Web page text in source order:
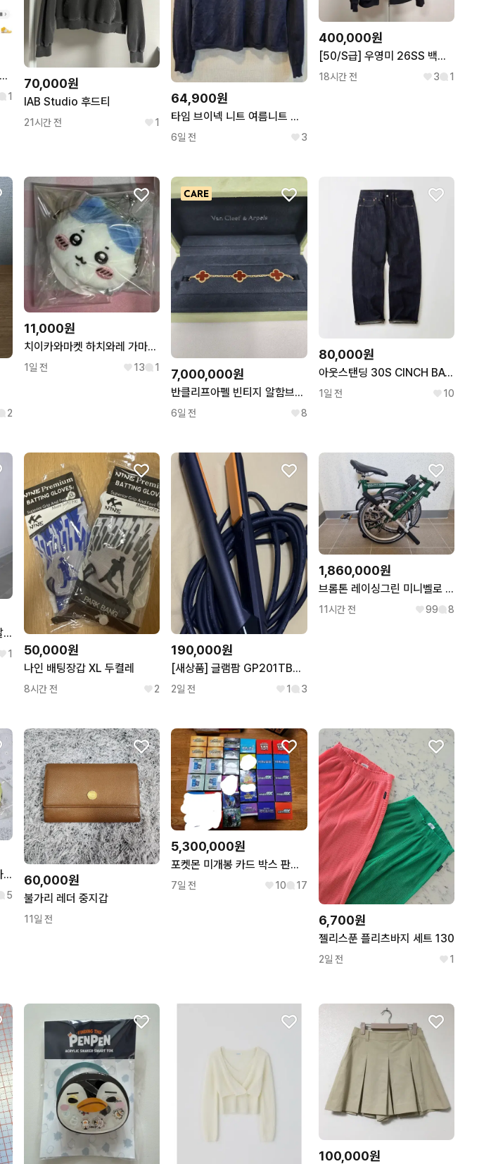
어포스 1 미드 SP 화이트/그레이 275
1
70,000원
IAB Studio 후드티
21시간 전 1
64,900원
타임 브이넥 니트 여름니트 스웨터 한섬 time 가디건 롱자켓 롱자캣 여름가디건 여름스웨터 명품의류 명품자켓
6일 전 3
400,000원
[50/S급] 우영미 26SS 백로고 후드집업 블랙
18시간 전 3 1
2
11,000원
치이카와마켓 하치와레 가마구치 동전지갑 파우치 인형 키링 카라비너
1일 전 13 1 7,000,000원
반클리프아펠 빈티지 알함브라 커넬리언 5모티브 팔찌
6일 전 8
80,000원
아웃스탠딩 30S CINCH BACK SELVEDGE WIDE PANTS
1일 전 10
디에어타운 카모 베이비 반팔 핑크 baby 에이블리 무신사 meego
1 50,000원
나인 배팅장갑 XL 두켤레
8시간 전 2
190,000원
[새상품] 글램팜 GP201TBK 고데기
2일 전 1 3
1,860,000원
브롬톤 레이싱그린 미니벨로 자전거 팝니다
11시간 전 99 8
앙스타 모찌마스 미니 나기사 쥰 히요리
5
60,000원
불가리 레더 중지갑
11일 전
5,300,000원
포켓몬 미개봉 카드 박스 판매 합니다.(가격 수정)
7일 전 10 17
6,700원
젤리스푼 플리츠바지 세트 130
2일 전 1
100,000원